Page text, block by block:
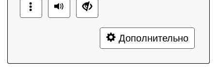
Дополнительно